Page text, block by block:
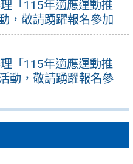
「115年適應運動推
，敬請踴躍報名參加
「115年適應運動推
動，敬請踴躍報名參